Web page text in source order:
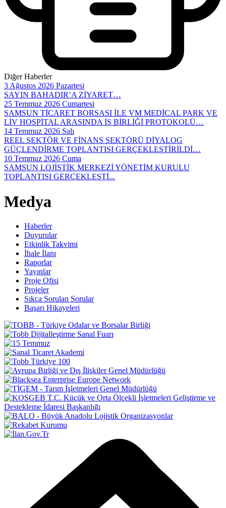
Diğer Haberler
3 Ağustos 2026 Pazartesi
SAYIN BAHADIR’A ZİYARET…
25 Temmuz 2026 Cumartesi
SAMSUN TİCARET BORSASI İLE VM MEDİCAL PARK VE
LİV HOSPİTAL ARASINDA İŞ BİRLİĞİ PROTOKOLÜ…
14 Temmuz 2026 Salı
REEL SEKTÖR VE FİNANS SEKTÖRÜ DİYALOG
GÜÇLENDİRME TOPLANTISI GERÇEKLEŞTİRİLDİ…
10 Temmuz 2026 Cuma
SAMSUN LOJİSTİK MERKEZİ YÖNETİM KURULU
TOPLANTISI GERÇEKLEŞTİ...
Medya
Haberler
Duyurular
Etkinlik Takvimi
İhale İlanı
Raporlar
Yayınlar
Proje Ofisi
Projeler
Sıkça Sorulan Sorular
Başarı Hikayeleri